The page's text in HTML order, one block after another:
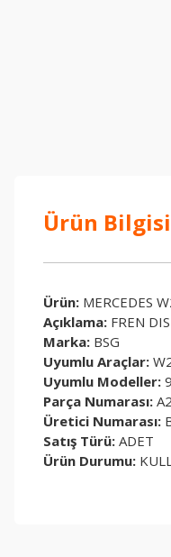
Ürün Bilgisi
Ürün: MERCEDES
Açıklama: FREN
Marka: BSG
Uyumlu Araçlar:
Uyumlu Modeller:
Parça Numarası:
Üretici Numarası:
Satış Türü: ADET
Ürün Durumu: